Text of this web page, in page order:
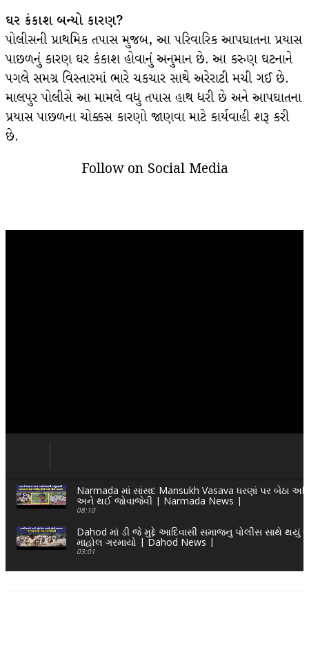
ઘર કંકાશ બન્યો કારણ?
પોલીસની પ્રાથમિક તપાસ મુજબ, આ પરિવારિક આપઘાતના પ્રયાસ
પાછળનું કારણ ઘર કંકાશ હોવાનું અનુમાન છે. આ કરુણ ઘટનાને
પગલે સમગ્ર વિસ્તારમાં ભારે ચકચાર સાથે અરેરાટી મચી ગઈ છે.
માલપુર પોલીસે આ મામલે વધુ તપાસ હાથ ધરી છે અને આપઘાતના
પ્રયાસ પાછળના ચોક્કસ કારણો જાણવા માટે કાર્યવાહી શરૂ કરી
છે.
Follow on Social Media
Narmada માં સાંસદ Mansukh Vasava ધરણાં પર બેઠા
અને થઈ જોવાજેવી | Narmada News |
08:10
Dahod માં ડી જે મુદ્દે આદિવાસી સમાજનુ પોલીસ સાથે થયું
માહોલ ગરમાયો | Dahod News |
03:01